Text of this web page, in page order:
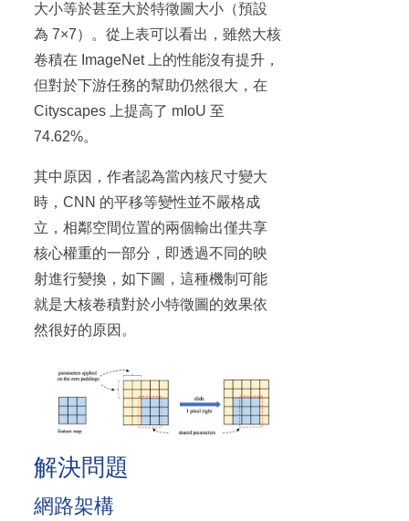
大小等於甚至大於特徵圖大小（預設
為 7×7）。從上表可以看出，雖然大核
卷積在 ImageNet 上的性能沒有提升，
但對於下游任務的幫助仍然很大，在
Cityscapes 上提高了 mIoU 至
74.62%。
其中原因，作者認為當內核尺寸變大
時，CNN 的平移等變性並不嚴格成
立，相鄰空間位置的兩個輸出僅共享
核心權重的一部分，即透過不同的映
射進行變換，如下圖，這種機制可能
就是大核卷積對於小特徵圖的效果依
然很好的原因。
解決問題
網路架構